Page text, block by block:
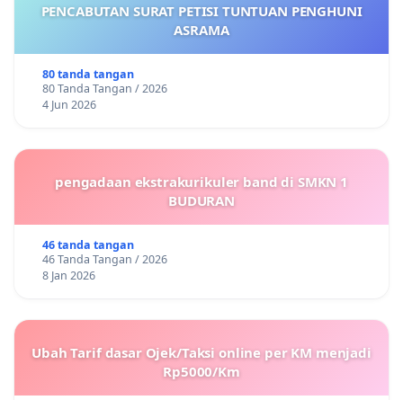
PENCABUTAN SURAT PETISI TUNTUAN PENGHUNI
ASRAMA
80 tanda tangan
80 Tanda Tangan / 2026
4 Jun 2026
pengadaan ekstrakurikuler band di SMKN 1
BUDURAN
46 tanda tangan
46 Tanda Tangan / 2026
8 Jan 2026
Ubah Tarif dasar Ojek/Taksi online per KM menjadi
Rp5000/Km